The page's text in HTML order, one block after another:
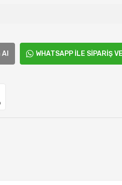
WHATSAPP İLE SİPARİŞ